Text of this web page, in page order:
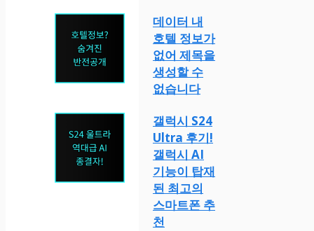
데이터 내
호텔 정보가
없어 제목을
생성할 수
없습니다
갤럭시 S24
Ultra 후기!
갤럭시 AI
기능이 탑재
된 최고의
스마트폰 추
천